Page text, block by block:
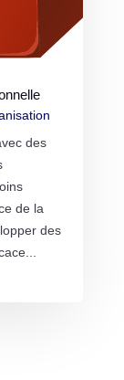
des
de la
des